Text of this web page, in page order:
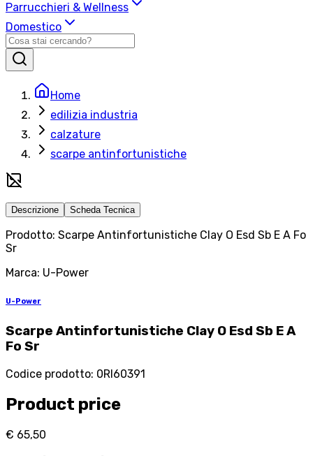
Parrucchieri & Wellness
Domestico
Home
edilizia industria
calzature
scarpe antinfortunistiche
Descrizione Scheda Tecnica
Prodotto: Scarpe Antinfortunistiche Clay O Esd Sb E A Fo
Sr
Marca: U-Power
U-Power
Scarpe Antinfortunistiche Clay O Esd Sb E A
Fo Sr
Codice prodotto: 0RI60391
Product price
€ 65,50